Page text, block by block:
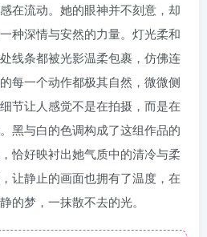
在流动。她的眼神并不刻意，却
种深情与安然的力量。灯光柔和
线条都被光影温柔包裹，仿佛连
每一个动作都极其自然，微微侧
让人感觉不是在拍摄，而是在
黑与白的色调构成了这组作品的
恰好映衬出她气质中的清冷与柔
让静止的画面也拥有了温度，在
的梦，一抹散不去的光。